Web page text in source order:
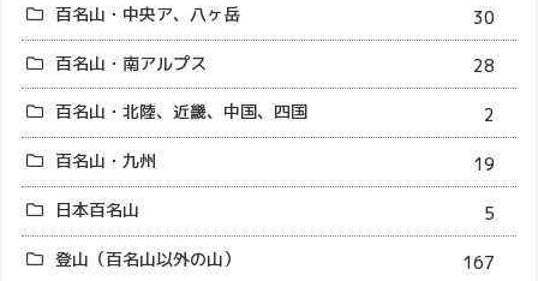
百名山・中央ア、八ヶ岳
30
百名山・南アルプス
28
百名山・北陸、近畿、中国、四国
2
百名山・九州
19
日本百名山
5
登山（百名山以外の山）
167